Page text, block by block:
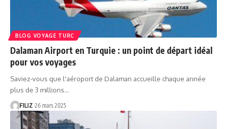
BLOG VOYAGE TURC
Dalaman Airport en Turquie : un point de départ idéal
pour vos voyages
Saviez-vous que l'aéroport de Dalaman accueille chaque année
plus de 3 millions…
FILIZ 26 mars 2025